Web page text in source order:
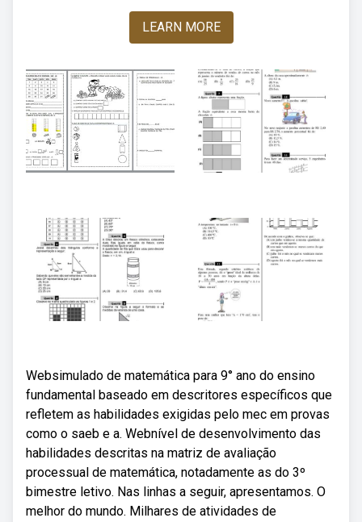
LEARN MORE
Websimulado de matemática para 9° ano do ensino
fundamental baseado em descritores específicos que
refletem as habilidades exigidas pelo mec em provas
como o saeb e a. Webnível de desenvolvimento das
habilidades descritas na matriz de avaliação
processual de matemática, notadamente as do 3º
bimestre letivo. Nas linhas a seguir, apresentamos. O
melhor do mundo. Milhares de atividades de